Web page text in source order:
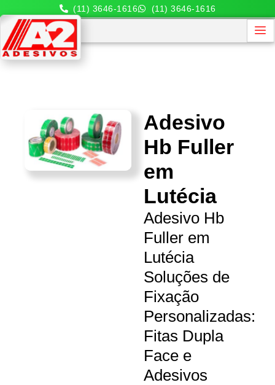
(11) 3646-1616 (11) 3646-1616
Adesivo
Hb Fuller
em
Lutécia
Adesivo Hb
Fuller em
Lutécia
Soluções de
Fixação
Personalizadas:
Fitas Dupla
Face e
Adesivos